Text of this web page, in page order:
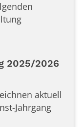
2025/2026
aktuell
Jahrgang